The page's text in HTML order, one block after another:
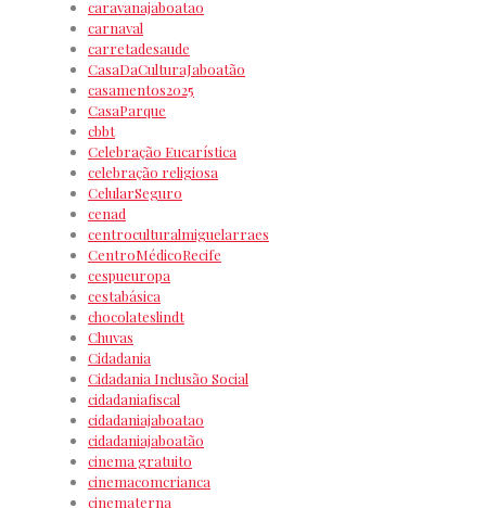
caravanajaboatao
carnaval
carretadesaude
CasaDaCulturaJaboatão
casamentos2025
CasaParque
cbbt
Celebração Eucarística
celebração religiosa
CelularSeguro
cenad
centroculturalmiguelarraes
CentroMédicoRecife
cespueuropa
cestabásica
chocolateslindt
Chuvas
Cidadania
Cidadania Inclusão Social
cidadaniafiscal
cidadaniajaboatao
cidadaniajaboatão
cinema gratuito
cinemacomcrianca
cinematerna